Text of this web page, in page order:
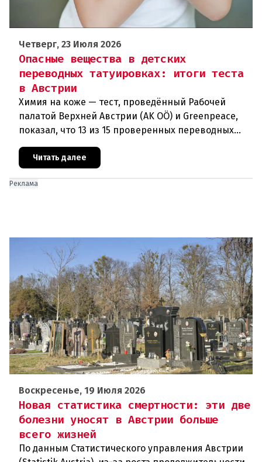
Четверг, 23 Июля 2026
Опасные вещества в детских
переводных татуировках: итоги теста
в Австрии
Химия на коже — тест, проведённый Рабочей
палатой Верхней Австрии (AK OÖ) и Greenpeace,
показал, что 13 из 15 проверенных переводных
использованию из-за содержа
Читать далее
Реклама
Воскресенье, 19 Июля 2026
Новая статистика смертности: эти две
болезни уносят в Австрии больше
всего жизней
По данным Статистического управления Австрии